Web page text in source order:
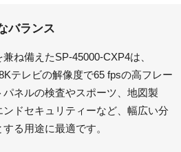
バランス
ね備えたSP-45000-CXP4は、
テレビの解像度で65 fpsの高フレー
ネルの検査やスポーツ、地図製
ドセキュリティーなど、幅広い分
る用途に最適です。